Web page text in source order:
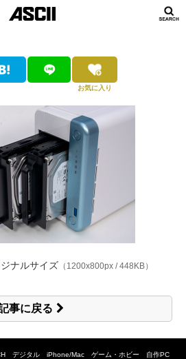
お気に入り
ナルサイズ （1200x800px / 448KB）
事に戻る
デジタル iPhone/Mac ゲーム・ホビー 自作PC